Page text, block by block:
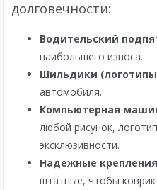
долговечности:
Водительский
наибольшего износа.
Шильдики
автомобиля.
Компьютерная
любой рисунок,
эксклюзивности.
Надежные
штатные, чтобы коврик